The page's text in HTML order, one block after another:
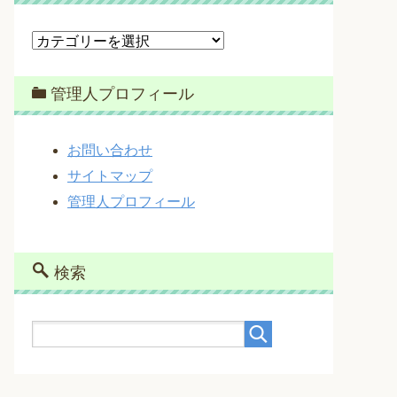
カ
ゴ
リ
ー
管理人プロフィール
お問い合わせ
サイトマップ
管理人プロフィール
検索